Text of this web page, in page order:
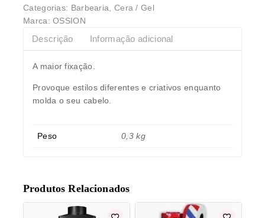
Categorias: Barbearia
Cera / Gel
Marca:OSSION
Descrição Informação adicional
A maior fixação.
Provoque estilos diferentes e criativos enquanto
molda o seu cabelo.
Peso 0,3 kg
Produtos Relacionados